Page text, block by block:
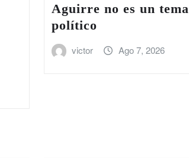
Aguirre no es un tema
político
victor Ago 7, 2026